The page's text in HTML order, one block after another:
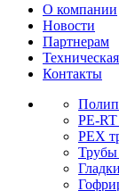
О компании
Новости
Партнерам
Контакты
PE-
PEX
Трубы